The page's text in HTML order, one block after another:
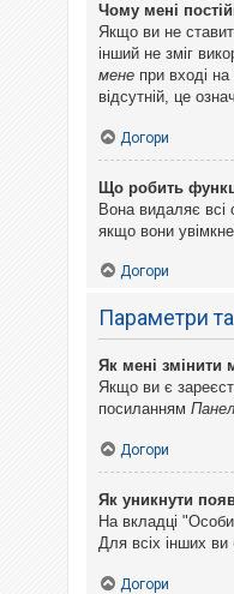
Чому мені
Якщо ви не
інший не зміг
мене при вході
відсутній, це
Догори
Що робить
Вона видаляє всі
якщо вони
Догори
Параметри
Як мені змінити
Якщо ви є
посиланням
Догори
Як уникнути
На вкладці
Для всіх інших
Догори